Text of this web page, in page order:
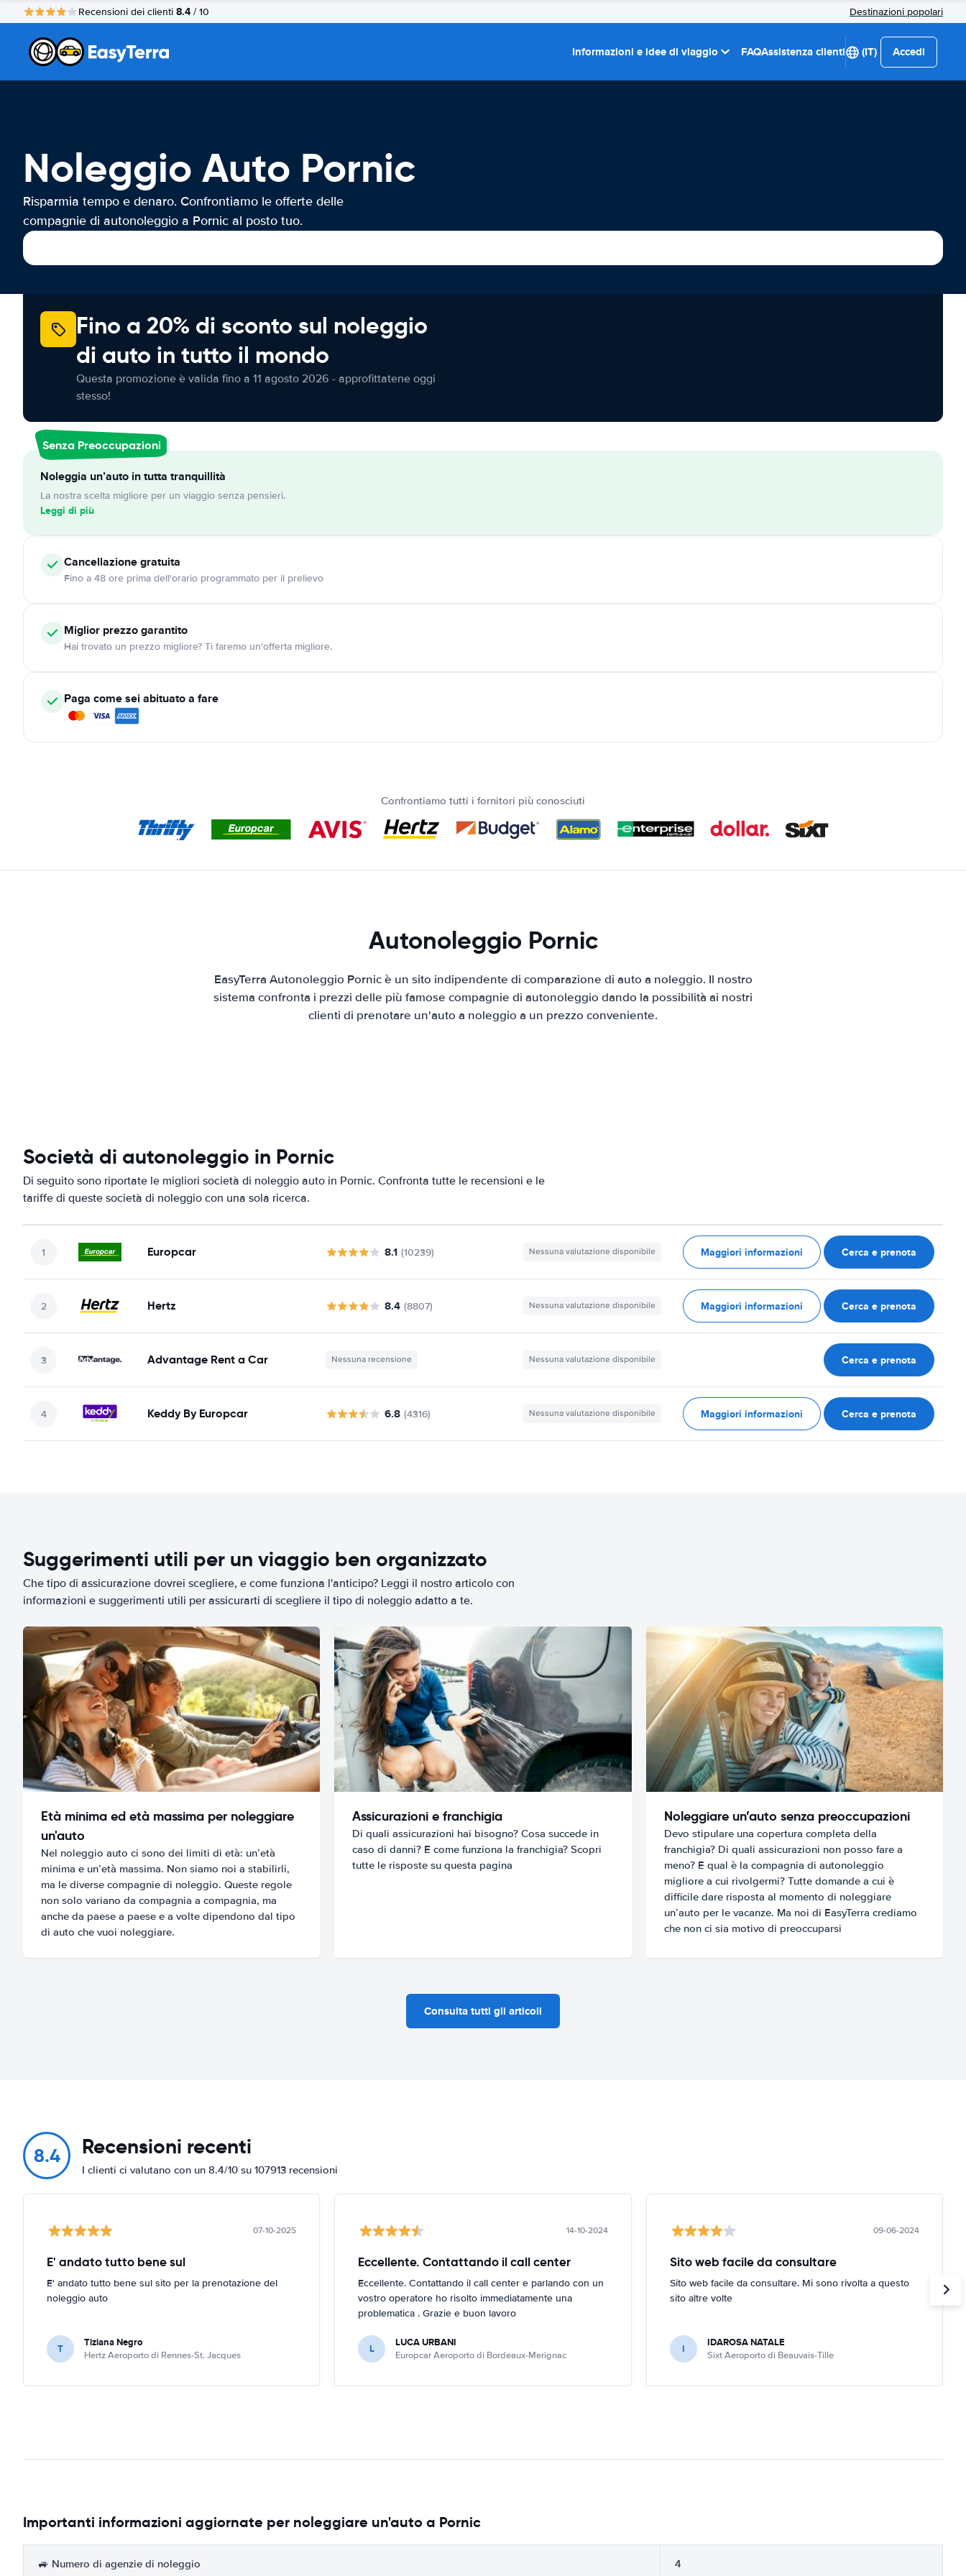
Recensioni dei clienti 8.4 / 10 Destinazioni popolari
Informazioni e idee di viaggio FAQAssistenza clienti (IT) Accedi
Noleggio Auto Pornic
Risparmia tempo e denaro. Confrontiamo le offerte delle
compagnie di autonoleggio a Pornic al posto tuo.
Fino a 20% di sconto sul noleggio
di auto in tutto il mondo
Questa promozione è valida fino a 11 agosto 2026 - approfittatene oggi
stesso!
Senza Preoccupazioni
Noleggia un’auto in tutta tranquillità
La nostra scelta migliore per un viaggio senza pensieri.
Leggi di più
Cancellazionegratuita
Fino a 48 ore prima dell'orario programmato per il prelievo
Miglior prezzo garantito
Hai trovato un prezzo migliore? Ti faremo un'offerta migliore.
Paga come sei abituato a fare
Confrontiamo tutti i fornitori più conosciuti
Autonoleggio Pornic
EasyTerra Autonoleggio Pornic è un sito indipendente di comparazione di auto a noleggio. Il nostro
sistema confronta i prezzi delle più famose compagnie di autonoleggio dando la possibilità ai nostri
clienti di prenotare un'auto a noleggio a un prezzo conveniente.
Società di autonoleggio in Pornic
Di seguito sono riportate le migliori società di noleggio auto in Pornic. Confronta tutte le recensioni e le
tariffe di queste società di noleggio con una sola ricerca.
Europcar 8.1 (10239) Nessuna valutazione disponibile Maggiori informazioni Cerca e prenota
Hertz 8.4 (8807) Nessuna valutazione disponibile Maggiori informazioni Cerca e prenota
Advantage Rent a Car Nessuna recensione Nessuna valutazione disponibile Cerca e prenota
Keddy By Europcar 6.8 (4316) Nessuna valutazione disponibile Maggiori informazioni Cerca e prenota
Suggerimenti utili per un viaggio ben organizzato
Che tipo di assicurazione dovrei scegliere, e come funziona l'anticipo? Leggi il nostro articolo con
informazioni e suggerimenti utili per assicurarti di scegliere il tipo di noleggio adatto a te.
Età minima ed età massima per noleggiare
un'auto
Nel noleggio auto ci sono dei limiti di età: un’età
minima e un’età massima. Non siamo noi a stabilirli,
ma le diverse compagnie di noleggio. Queste regole
non solo variano da compagnia a compagnia, ma
anche da paese a paese e a volte dipendono dal tipo
di auto che vuoi noleggiare.
Assicurazioni e franchigia
Di quali assicurazioni hai bisogno? Cosa succede in
caso di danni? E come funziona la franchigia? Scopri
tutte le risposte su questa pagina
Noleggiare un’auto senza preoccupazioni
Devo stipulare una copertura completa della
franchigia? Di quali assicurazioni non posso fare a
meno? E qual è la compagnia di autonoleggio
migliore a cui rivolgermi? Tutte domande a cui è
difficile dare risposta al momento di noleggiare
un’auto per le vacanze. Ma noi di EasyTerra crediamo
che non ci sia motivo di preoccuparsi
Consulta tutti gli articoli
8.4 Recensioni recenti
I clienti ci valutano con un 8.4/10 su 107913 recensioni
07-10-2025
E' andato tutto bene sul
E' andato tutto bene sul sito per la prenotazione del
noleggio auto
T Tiziana Negro
Hertz Aeroporto di Rennes-St. Jacques
14-10-2024
Eccellente. Contattando il call center
Eccellente. Contattando il call center e parlando con un
vostro operatore ho risolto immediatamente una
problematica . Grazie e buon lavoro
L LUCA URBANI
Europcar Aeroporto di Bordeaux-Merignac
09-06-2024
Sito web facile da consultare
Sito web facile da consultare. Mi sono rivolta a questo
sito altre volte
I IDAROSA NATALE
Sixt Aeroporto di Beauvais-Tille
Importanti informazioni aggiornate per noleggiare un'auto a Pornic
🚙 Numero di agenzie di noleggio 4